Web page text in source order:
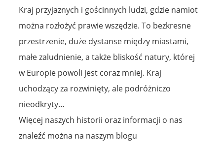
Kraj przyjaznych i gościnnych ludzi, gdzie namiot
można rozłożyć prawie wszędzie. To bezkresne
przestrzenie, duże dystanse między miastami,
małe zaludnienie, a także bliskość natury, której
w Europie powoli jest coraz mniej. Kraj
uchodzący za rozwinięty, ale podróżniczo
nieodkryty…
Więcej naszych historii oraz informacji o nas
znaleźć można na naszym blogu